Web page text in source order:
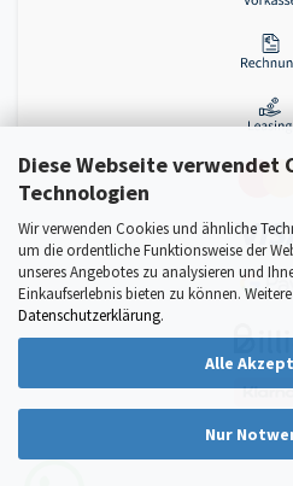
Diese Webseite verwendet
Technologien
Wir verwenden Cookies und ähnliche
um die ordentliche Funktionsweise der
unseres Angebotes zu analysieren und
Einkaufserlebnis bieten zu können.
Datenschutzerklärung.
Alle
Nur